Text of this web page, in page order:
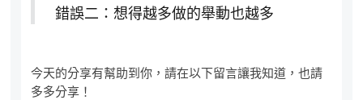
錯誤二：想得越多做的舉動也越多
今天的分享有幫助到你，請在以下留言讓我知道，也請
多多分享！